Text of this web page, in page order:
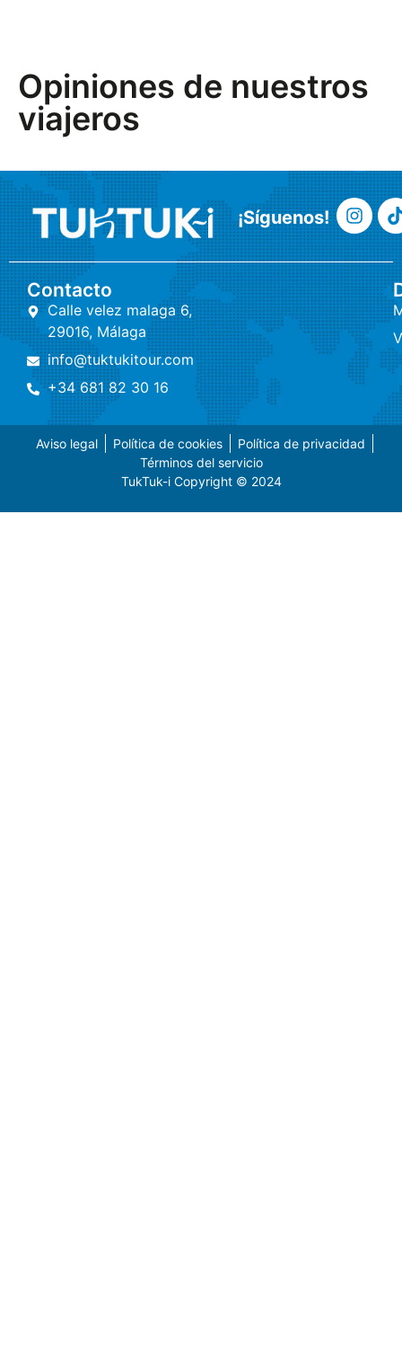
Opiniones de nuestros
viajeros
¡Síguenos!
Contacto
Calle velez malaga 6,
29016, Málaga
info@tuktukitour.com
+34 681 82 30 16
Aviso legal Política de cookies
Política de privacidad
Términos del servicio
TukTuk-i Copyright © 2024